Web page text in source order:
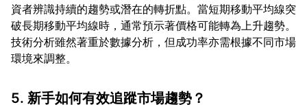
資者辨識持續的趨勢或潛在的轉折點。當短期移動平均線突
破長期移動平均線時，通常預示著價格可能轉為上升趨勢。
技術分析雖然著重於數據分析，但成功率亦需根據不同市場
5. 新手如何有效追蹤市場趨勢？